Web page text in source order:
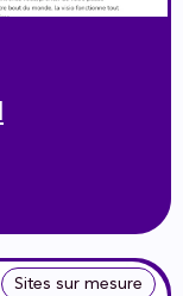
Sites sur mesure